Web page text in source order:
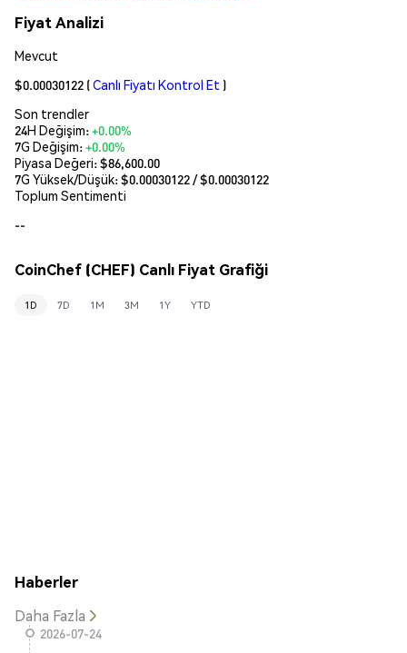
Fiyat Analizi
Mevcut
$0.00030122 (Canlı Fiyatı Kontrol Et )
Son trendler
24H Değişim:+0.00%
7G Değişim:+0.00%
Piyasa Değeri:$86,600.00
7G Yüksek/Düşük: $0.00030122/ $0.00030122
Toplum Sentimenti
--
CoinChef (CHEF) Canlı Fiyat Grafiği
1D 7D 1M 3M 1Y YTD
Haberler
Daha Fazla
2026-07-24